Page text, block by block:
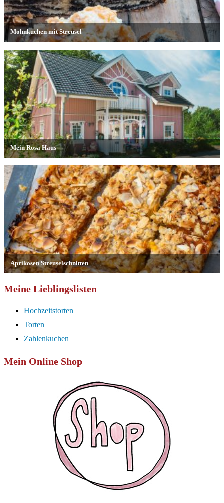
Meine Lieblingslisten
Hochzeitstorten
Torten
Zahlenkuchen
Mein Online Shop